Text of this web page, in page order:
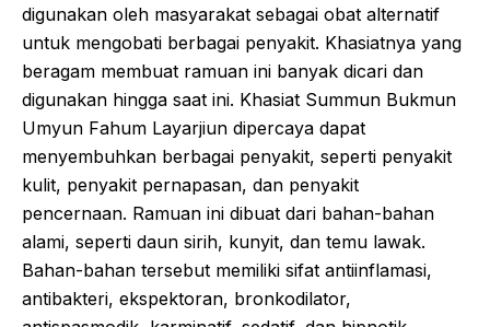
digunakan oleh masyarakat sebagai obat alternatif
untuk mengobati berbagai penyakit. Khasiatnya yang
beragam membuat ramuan ini banyak dicari dan
digunakan hingga saat ini. Khasiat Summun Bukmun
Umyun Fahum Layarjiun dipercaya dapat
menyembuhkan berbagai penyakit, seperti penyakit
kulit, penyakit pernapasan, dan penyakit
pencernaan. Ramuan ini dibuat dari bahan-bahan
alami, seperti daun sirih, kunyit, dan temu lawak.
Bahan-bahan tersebut memiliki sifat antiinflamasi,
antibakteri, ekspektoran, bronkodilator,